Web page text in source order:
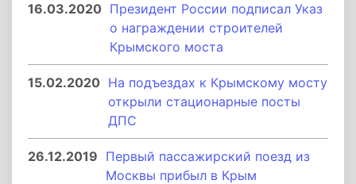
16.03.2020 Президент России подписал Указ
о награждении строителей
Крымского моста
15.02.2020 На подъездах к Крымскому мосту
открыли стационарные посты
ДПС
26.12.2019 Первый пассажирский поезд из
Москвы прибыл в Крым